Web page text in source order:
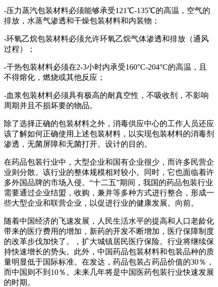
-压力蒸汽包装材料必须能够承受121℃-135℃的高温，空气的
排放，水蒸气渗透和干燥包装材料和内装物；
-环氧乙烷包装材料必须允许环氧乙烷气体渗透和排放（通风
过程）；
-干热包装材料必须在2-3小时内承受160°C-204°C的高温，且
不得熔化，燃烧或其他反应；
-血浆包装材料必须具有极高的耐真空性，不吸收剂，不影响
周期并且不损坏要的物品。
除了选择正确的包装材料之外，消毒供应中心的工作人员还应
该了解如何正确使用上述包装材料，以实现包装材料的消毒剂
渗透，无菌屏障和无菌打开。设计的目的。
在药品包装行业中，大型企业和国有企业很少，而许多民营企
业则分散。该行业的整体规模相对较小。同时，它也面临着许
多外国品牌的市场入侵。“十二五”期间，我国的药品包装行业
需要通过企业结盟，收购，兼并等多种方式进行整合，形成一
些大型企业和联营企业，以促进行业的健康发展。向前。
随着中国经济的飞速发展，人民生活水平的提高和人口老龄化
带来的医疗费用的增加，新药的开发不断增加，医疗保障制度
的改革步伐加快了。，扩大城镇居民医疗保险。行业将继续保
持快速增长的势头。此外，中国药品包装材料和包装品种的质
量明显低于国际标准。在发达，药品包装占药品价值的30％，
而中国则不到10％。未来几年将是中国医药包装行业快速发展
的时期。